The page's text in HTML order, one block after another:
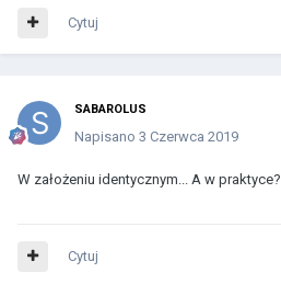
Cytuj
SABAROLUS
Napisano 3 Czerwca 2019
W założeniu identycznym... A w praktyce?
Cytuj